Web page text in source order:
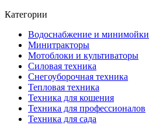
Категории
Водоснабжение и минимойки
Минитракторы
Мотоблоки и культиваторы
Силовая техника
Снегоуборочная техника
Тепловая техника
Техника для кошения
Техника для профессионалов
Техника для сада